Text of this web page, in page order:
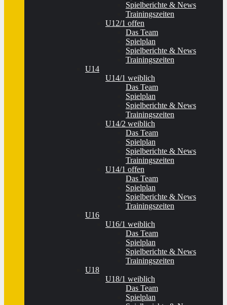
Spielberichte & News
Trainingszeiten
U12/1 offen
Das Team
Spielplan
Spielberichte & News
Trainingszeiten
U14
U14/1 weiblich
Das Team
Spielplan
Spielberichte & News
Trainingszeiten
U14/2 weiblich
Das Team
Spielplan
Spielberichte & News
Trainingszeiten
U14/1 offen
Das Team
Spielplan
Spielberichte & News
Trainingszeiten
U16
U16/1 weiblich
Das Team
Spielplan
Spielberichte & News
Trainingszeiten
U18
U18/1 weiblich
Das Team
Spielplan